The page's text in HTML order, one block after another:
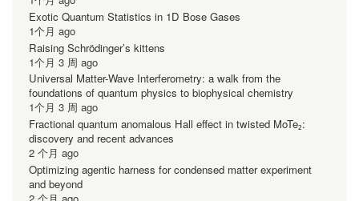
Exotic Quantum Statistics in 1D Bose Gases
1个月 ago
Raising Schrödinger’s kittens
1个月 3 周 ago
Universal Matter-Wave Interferometry: a walk from the
foundations of quantum physics to biophysical chemistry
1个月 3 周 ago
Fractional quantum anomalous Hall effect in twisted MoTe₂:
discovery and recent advances
2 个月 ago
Optimizing agentic harness for condensed matter experiment
and beyond
2 个月 ago